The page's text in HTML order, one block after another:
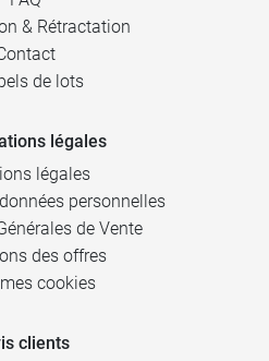
& Rétractation
de lots
légales
légales
personnelles
de Vente
des offres
cookies
clients